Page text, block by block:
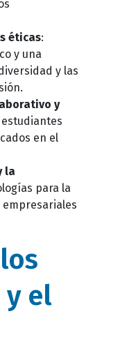
éticas:
y una
y las
y
en el
la
para la
empresariales
y el